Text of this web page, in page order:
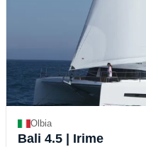
Olbia
Bali 4.5 | Irime